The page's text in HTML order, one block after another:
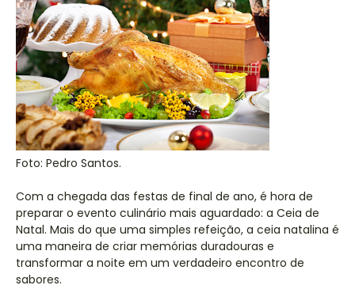
Foto: Pedro Santos.
Com a chegada das festas de final de ano, é hora de
preparar o evento culinário mais aguardado: a Ceia de
Natal. Mais do que uma simples refeição, a ceia natalina é
uma maneira de criar memórias duradouras e
transformar a noite em um verdadeiro encontro de
sabores.